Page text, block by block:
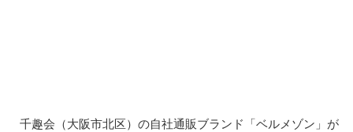
千趣会（大阪市北区）の自社通販ブランド「ベルメゾン」が